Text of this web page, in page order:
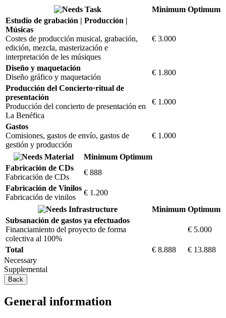
Task Minimum Optimum
Estudio de grabación | Producción |
Músicas
Costes de producción musical, grabación,
edición, mezcla, masterización e
interpretación de les músiques
€ 3.000
Diseño y maquetación
Diseño gráfico y maquetación
€ 1.800
Producción del Concierto·ritual de
presentación
Producción del concierto de presentación en
La Benéfica
€ 1.000
Gastos
Comisiones, gastos de envío, gastos de
gestión y producción
€ 1.000
Material Minimum Optimum
Fabricación de CDs
Fabricación de CDs
€ 888
Fabricación de Vinilos
Fabricación de vinilos
€ 1.200
Infrastructure
Minimum Optimum
Subsanación de gastos ya efectuados
Financiamiento del proyecto de forma
colectiva al 100%
€ 5.000
Total € 8.888
€ 13.888
Necessary
Supplemental
Back
General information